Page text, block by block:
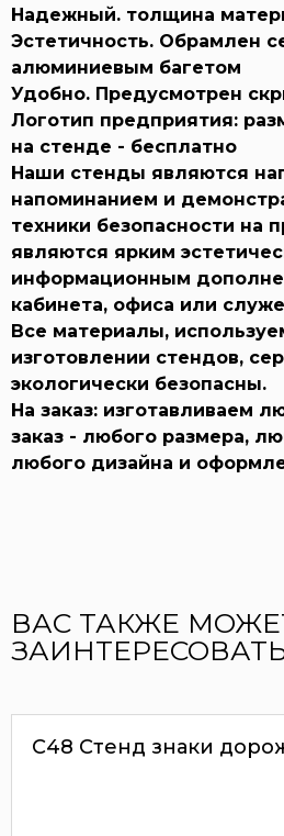
Надежный. толщина
Эстетичность. Обрамлен
алюминиевым багетом
Удобно. Предусмотрен
Логотип предприятия:
на стенде - бесплатно
Наши стенды являются
напоминанием и
техники безопасности на
являются ярким
информационным
кабинета, офиса или
Все материалы,
изготовлении стендов,
экологически безопасны.
На заказ: изготавливаем
заказ - любого размера,
любого дизайна и
ВАС ТАКЖЕ
С48 Стенд знаки